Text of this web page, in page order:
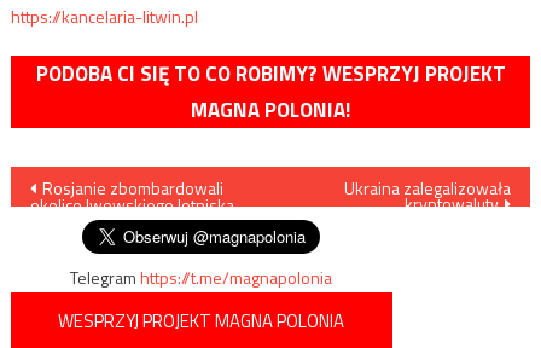
https://kancelaria-litwin.pl
PODOBA CI SIĘ TO CO ROBIMY? WESPRZYJ PROJEKT
MAGNA POLONIA!
Nawigacja
wpisu
Rosjanie zbombardowali
okolice lwowskiego lotniska
Ukraina zalegalizowała
kryptowaluty
Telegramhttps://t.me/magnapolonia
WESPRZYJ PROJEKT MAGNA POLONIA